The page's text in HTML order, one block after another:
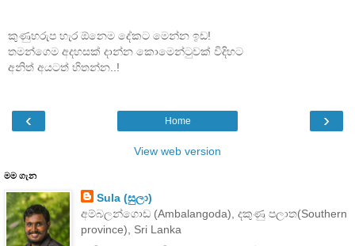
කුණුහරුප හැර ඕනෙම දේකට මෙන්න ඉඩ!
තමන්ගෙම අදහසක් දාන්න කොමෙන්ටුවක් විදිහට
අනිත් අයටත් හිතන්න..!
‹ ›
Home
View web version
මම ගැන
Sula (සුලා)
අම්බලන්ගොඩ (Ambalangoda), දකුණු පලාත(Southern
province), Sri Lanka